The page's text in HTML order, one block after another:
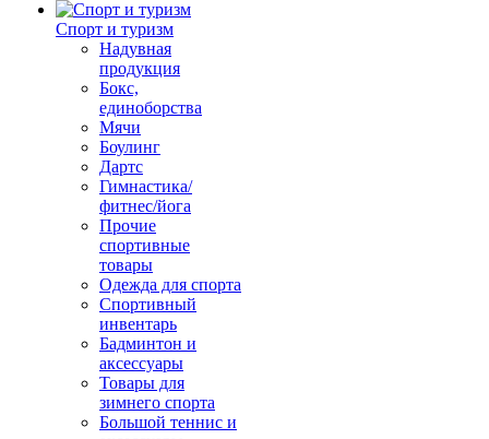
Спорт и туризм
Надувная
продукция
Бокс,
единоборства
Мячи
Боулинг
Дартс
Гимнастика/
фитнес/йога
Прочие
спортивные
товары
Одежда для спорта
Спортивный
инвентарь
Бадминтон и
аксессуары
Товары для
зимнего спорта
Большой теннис и